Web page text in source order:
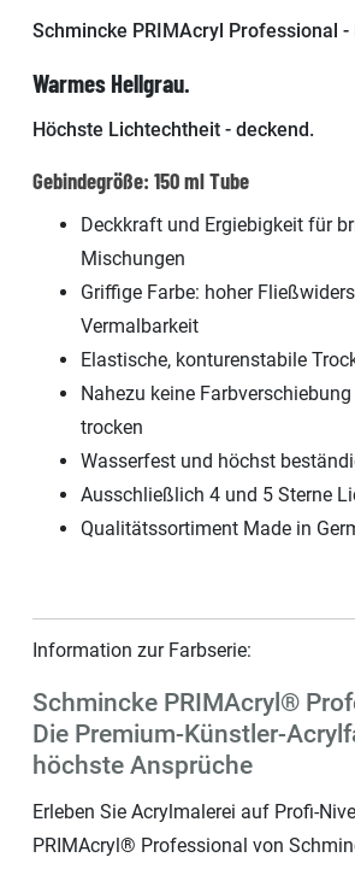
Schmincke PRIMAcryl Professional
Warmes Hellgrau.
Höchste Lichtechtheit - deckend.
Gebindegröße: 150 ml Tube
Deckkraft und Ergiebigkeit für
Mischungen
Griffige Farbe: hoher
Vermalbarkeit
Elastische, konturenstabile
Nahezu keine
trocken
Wasserfest und höchst
Ausschließlich 4 und 5 Sterne
Qualitätssortiment Made in
Information zur Farbserie:
Schmincke PRIMAcryl®
Die Premium-Künstler-
höchste Ansprüche
Erleben Sie Acrylmalerei auf Profi-
PRIMAcryl® Professional von